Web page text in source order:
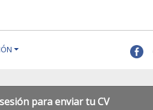
para enviar tu CV